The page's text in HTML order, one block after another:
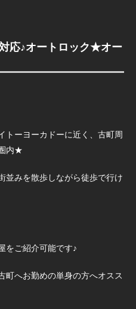
応♪オートロック★オー
トーヨーカドーに近く、古町周
内★
並みを散歩しながら徒歩で行け
をご紹介可能です♪
町へお勤めの単身の方へオスス